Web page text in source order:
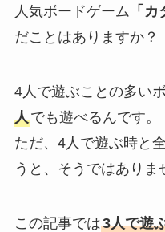
人気ボードゲーム 「
だことはありますか？
4人で遊ぶことの多い
人でも遊べる んです。
ただ、4人で遊ぶ時と
うと、そうではありま
この記事では3人で遊